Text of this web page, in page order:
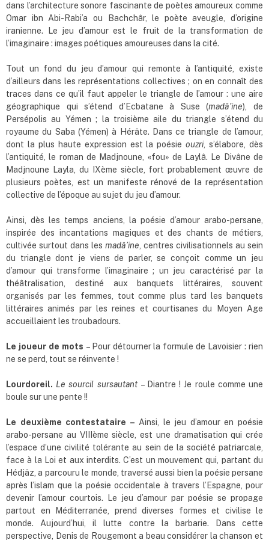
dans l’architecture sonore fascinante de poètes amoureux comme
Omar ibn Abi-Rabi’a ou Bachchâr, le poète aveugle, d’origine
iranienne. Le jeu d’amour est le fruit de la transformation de
l’imaginaire : images poétiques amoureuses dans la cité.
Tout un fond du jeu d’amour qui remonte à l’antiquité, existe
d’ailleurs dans les représentations collectives ; on en connaît des
traces dans ce qu’il faut appeler le triangle de l’amour : une aire
géographique qui s’étend d’Ecbatane à Suse (madâ’ine), de
Persépolis au Yémen ; la troisième aile du triangle s’étend du
royaume du Saba (Yémen) à Hérâte. Dans ce triangle de l’amour,
dont la plus haute expression est la poésieouzri, s’élabore, dès
l’antiquité, le roman de Madjnoune, «fou» de Laylâ. Le Divâne de
Madjnoune Layla, du IXème siècle, fort probablement œuvre de
plusieurs poètes, est un manifeste rénové de la représentation
collective de l’époque au sujet du jeu d’amour.
Ainsi, dès les temps anciens, la poésie d’amour arabo-persane,
inspirée des incantations magiques et des chants de métiers,
cultivée surtout dans les madâ’ine , centres civilisationnels au sein
du triangle dont je viens de parler, se conçoit comme un jeu
d’amour qui transforme l’imaginaire ; un jeu caractérisé par la
théâtralisation, destiné aux banquets littéraires, souvent
organisés par les femmes, tout comme plus tard les banquets
littéraires animés par les reines et courtisanes du Moyen Age
accueillaient les troubadours.
Le joueur de mots – Pour détourner la formule de Lavoisier : rien
ne se perd, tout se réinvente !
Lourdoreil. Le sourcil sursautant– Diantre ! Je roule comme une
boule sur une pente !!
Le deuxième contestataire – Ainsi, le jeu d’amour en poésie
arabo-persane au VIIIème siècle, est une dramatisation qui crée
l’espace d’une civilité tolérante au sein de la société patriarcale,
face à la Loi et aux interdits. C’est un mouvement qui, partant du
Hédjâz, a parcouru le monde, traversé aussi bien la poésie persane
après l’islam que la poésie occidentale à travers l’Espagne, pour
devenir l’amour courtois. Le jeu d’amour par poésie se propage
partout en Méditerranée, prend diverses formes et civilise le
monde. Aujourd’hui, il lutte contre la barbarie. Dans cette
perspective, Denis de Rougemont a beau considérer la chanson et